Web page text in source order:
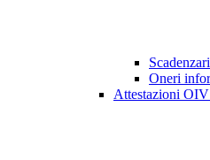
Oneri
Attestazioni OIV